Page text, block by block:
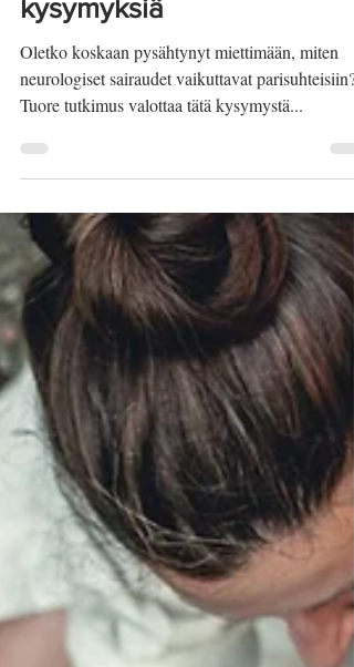
parisuhteeseen herättää
kysymyksiä
Oletko koskaan pysähtynyt miettimään, miten
neurologiset sairaudet vaikuttavat parisuhteisiin?
Tuore tutkimus valottaa tätä kysymystä...